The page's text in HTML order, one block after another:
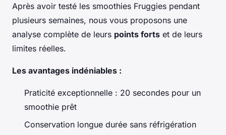
Après avoir testé les smoothies Fruggies pendant
plusieurs semaines, nous vous proposons une
analyse complète de leurs points forts et de leurs
limites réelles.
Les avantages indéniables :
Praticité exceptionnelle : 20 secondes pour un
smoothie prêt
Conservation longue durée sans réfrigération